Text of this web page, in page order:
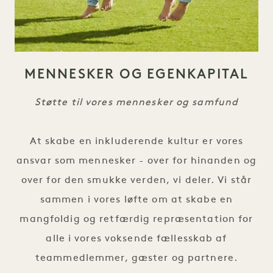
MENNESKER OG EGENKAPITAL
Støtte til vores mennesker og samfund
At skabe en inkluderende kultur er vores
ansvar som mennesker - over for hinanden og
over for den smukke verden, vi deler. Vi står
sammen i vores løfte om at skabe en
mangfoldig og retfærdig repræsentation for
alle i vores voksende fællesskab af
teammedlemmer, gæster og partnere.